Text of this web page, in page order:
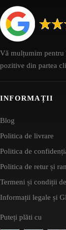
Vă mulțumim pentru
pozitive din partea
INFORMAȚII
Blog
Politica de livrare
Politica de
Politica de retur și
Termeni și condiții
Informații legale și
Puteți plăti cu